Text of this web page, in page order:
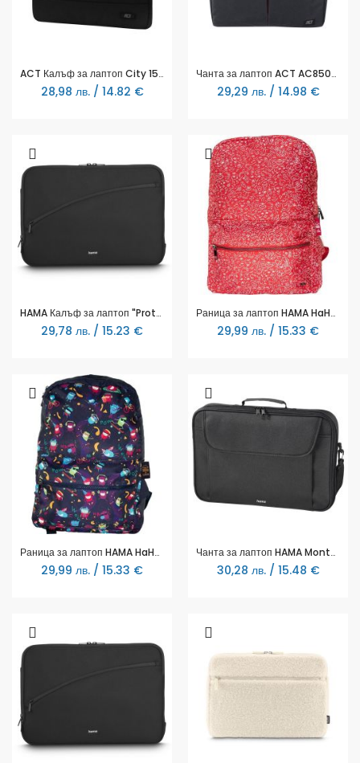
ACT Калъф за лаптоп City 15.6"
28,98 лв. / 14.82 €
Чанта за лаптоп ACT AC8505, До 16.1", Черна
29,29 лв. / 14.98 €
HAMA Калъф за лаптоп "Protection", до 36 см (14.1"), черен
29,78 лв. / 15.23 €
Раница за лаптоп HAMA HaHaHa Feel, До 15.6", Червена, 185672
29,99 лв. / 15.33 €
Раница за лаптоп HAMA HaHaHa Live, До 15.6", Виолетова, 185671
29,99 лв. / 15.33 €
Чанта за лаптоп HAMA Montego, 15.6"(40 cm), Черна, 216440
30,28 лв. / 15.48 €